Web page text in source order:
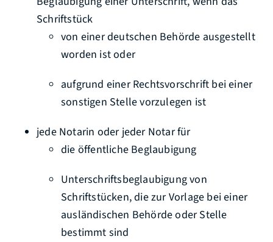
Schriftstück
von einer deutschen Behörde ausgestellt
worden ist oder
aufgrund einer Rechtsvorschrift bei einer
sonstigen Stelle vorzulegen ist
jede Notarin oder jeder Notar für
die öffentliche Beglaubigung
Unterschriftsbeglaubigung von
Schriftstücken, die zur Vorlage bei einer
ausländischen Behörde oder Stelle
bestimmt sind